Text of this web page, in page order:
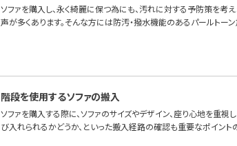
ソファを購入し、永く綺麗に保つ為にも、汚れに対する予防策を考
声が多くあります。そんな方には防汚・撥水機能のあるパールトー
階段を使用するソファの搬入
ソファを購入する際に、ソファのサイズやデザイン、座り心地を重視
び入れられるかどうか、といった搬入経路の確認も重要なポイン